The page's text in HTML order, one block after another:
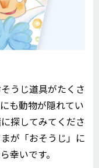
うじ道具がたくさ
も動物が隠れてい
探してみてくださ
が「おそうじ」に
幸いです。